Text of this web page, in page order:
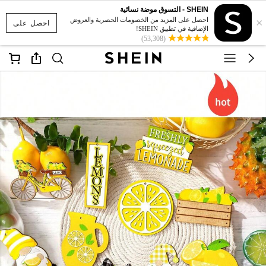
احصل على ×
SHEIN - التسوق موضة نسائية
احصل على المزيد من الخصومات الحصرية والعروض
الإضافية في تطبيق SHEIN!
(53,308)